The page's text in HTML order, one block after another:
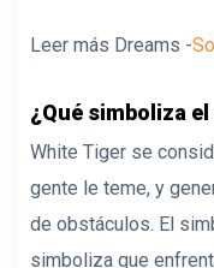
Leer más Dreams -
¿Qué simboliza
White Tiger se
gente le teme, y
de obstáculos. El
simboliza que